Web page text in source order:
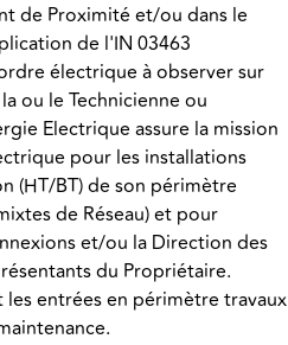
de Proximité et/ou dans le
de l'IN 03463
électrique à observer sur
ou le Technicienne ou
Electrique assure la mission
pour les installations
(HT/BT) de son périmètre
de Réseau) et pour
et/ou la Direction des
du Propriétaire.
entrées en périmètre travaux